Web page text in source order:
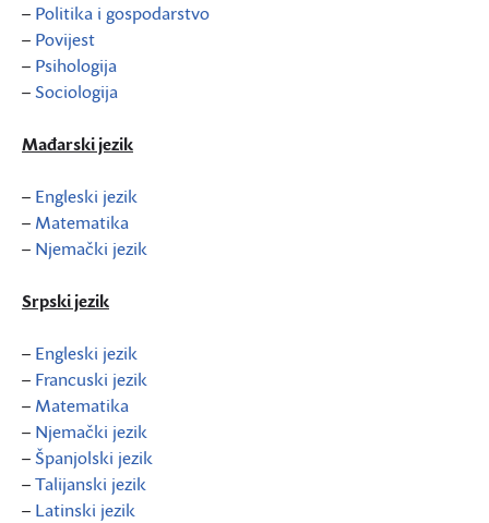
– Politika i gospodarstvo
– Povijest
– Psihologija
–Sociologija
Mađarski jezik
– Engleski jezik
– Matematika
– Njemački jezik
Srpski jezik
– Engleski jezik
– Francuski jezik
– Matematika
– Njemački jezik
–Španjolski jezik
–Talijanski jezik
– Latinski jezik